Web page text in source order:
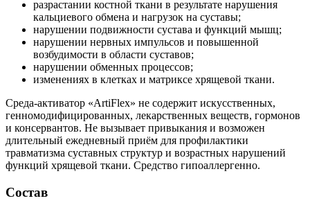
разрастании костной ткани в результате нарушения
кальциевого обмена и нагрузок на суставы;
нарушении подвижности сустава и функций мышц;
нарушении нервных импульсов и повышенной
возбудимости в области суставов;
нарушении обменных процессов;
изменениях в клетках и матриксе хрящевой ткани.
Среда-активатор «ArtiFlex» не содержит искусственных,
генномодифицированных, лекарственных веществ, гормонов
и консервантов. Не вызывает привыкания и возможен
длительный ежедневный приём для профилактики
травматизма суставных структур и возрастных нарушений
функций хрящевой ткани. Средство гипоаллергенно.
Состав